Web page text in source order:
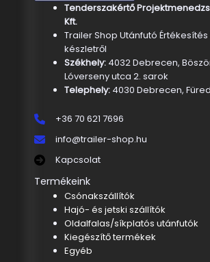
Tenderszakértő
Kft.
Trailer Shop Utánfutó
készletről
Székhely: 4032 Debrecen,
Lóverseny utca 2. sarok
Telephely:4030 Debrecen,
+36 70 621 7696
info@trailer-shop.hu
Kapcsolat
Termékeink
Csónakszállítók
Hajó- és jetski szállítók
Oldalfalas/síkplatós utánfutók
Kiegészítő termékek
Egyéb